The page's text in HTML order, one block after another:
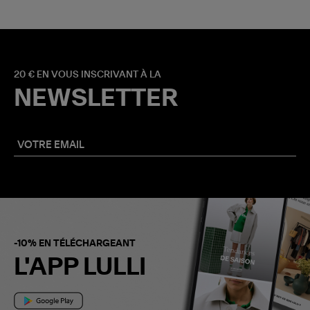
20 € EN VOUS INSCRIVANT À LA
NEWSLETTER
-10% EN TÉLÉCHARGEANT
L'APP LULLI